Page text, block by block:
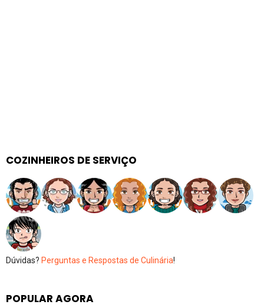
COZINHEIROS DE SERVIÇO
Dúvidas? Perguntas e Respostas de Culinária!
POPULAR AGORA